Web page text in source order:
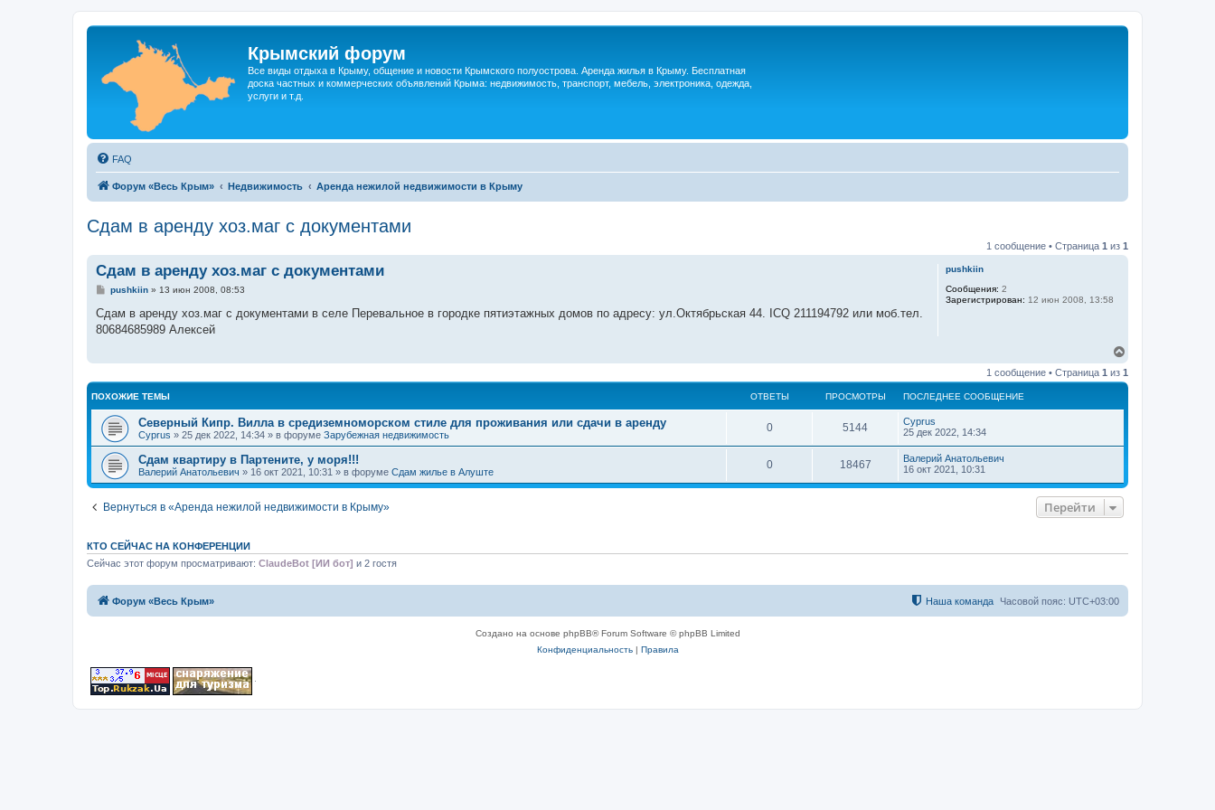
Крымский форум
Все виды отдыха в Крыму, общение и новости Крымского полуострова. Аренда жилья в Крыму. Бесплатная
доска частных и коммерческих объявлений Крыма: недвижимость, транспорт, мебель, электроника, одежда,
услуги и т.д.
FAQ
Форум «Весь Крым» Недвижимость Аренда нежилой недвижимости в Крыму
Сдам в аренду хоз.маг с документами
1 сообщение • Страница 1 из 1
pushkiin
Сообщения: 2
Зарегистрирован: 12 июн 2008, 13:58
Сдам в аренду хоз.маг с документами
С
о
б
щ
и
pushkiin» 13 июн 2008, 08:53
Сдам в аренду хоз.маг с документами в селе Перевальное в городке пятиэтажных домов по адресу: ул.Октябрьская 44. ICQ 211194792 или моб.тел.
80684685989 Алексей
р
н
1 сообщение • Страница 1 из 1
ПОХОЖИЕ ТЕМЫ ОТВЕТЫ ПРОСМОТРЫ ПОСЛЕДНЕЕ СООБЩЕНИЕ
Северный Кипр. Вилла в средиземноморском стиле для проживания или сдачи в аренду
Cyprus » 25 дек 2022, 14:34 » в форуме Зарубежная недвижимость
0 5144
Cyprus
25 дек 2022, 14:34
Сдам квартиру в Партените, у моря!!!
Валерий Анатольевич » 16 окт 2021, 10:31 » в форуме Сдам жилье в Алуште
0 18467
Валерий Анатольевич
16 окт 2021, 10:31
Вернуться в «Аренда нежилой недвижимости в Крыму» Перейти
КТО СЕЙЧАС НА КОНФЕРЕНЦИИ
Сейчас этот форум просматривают: ClaudeBot [ИИ бот] и 2 гостя
Форум «Весь Крым» Часовой пояс: UTC+03:00
Наша команда
Создано на основе phpBB® Forum Software © phpBB Limited
Конфиденциальность| Правила